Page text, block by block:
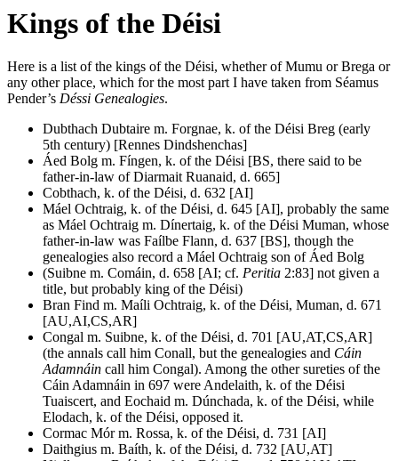
Kings of the Déisi
Here is a list of the kings of the Déisi, whether of Mumu or Brega or
any other place, which for the most part I have taken from Séamus
Pender’s Déssi Genealogies.
Dubthach Dubtaire m. Forgnae, k. of the Déisi Breg (early
5th century) [Rennes Dindshenchas]
Áed Bolg m. Fíngen, k. of the Déisi [BS, there said to be
father-in-law of Diarmait Ruanaid, d. 665]
Cobthach, k. of the Déisi, d. 632 [AI]
Máel Ochtraig, k. of the Déisi, d. 645 [AI], probably the same
as Máel Ochtraig m. Dínertaig, k. of the Déisi Muman, whose
father-in-law was Faílbe Flann, d. 637 [BS], though the
genealogies also record a Máel Ochtraig son of Áed Bolg
(Suibne m. Comáin, d. 658 [AI; cf. Peritia 2:83] not given a
title, but probably king of the Déisi)
Bran Find m. Maíli Ochtraig, k. of the Déisi, Muman, d. 671
[AU,AI,CS,AR]
Congal m. Suibne, k. of the Déisi, d. 701 [AU,AT,CS,AR]
(the annals call him Conall, but the genealogies and Cáin
Adamnáin call him Congal). Among the other sureties of the
Cáin Adamnáin in 697 were Andelaith, k. of the Déisi
Tuaiscert, and Eochaid m. Dúnchada, k. of the Déisi, while
Elodach, k. of the Déisi, opposed it.
Cormac Mór m. Rossa, k. of the Déisi, d. 731 [AI]
Daithgius m. Baíth, k. of the Déisi, d. 732 [AU,AT]